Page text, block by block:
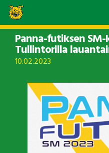
Panna-futiksen
Tullintorilla
10.02.2023